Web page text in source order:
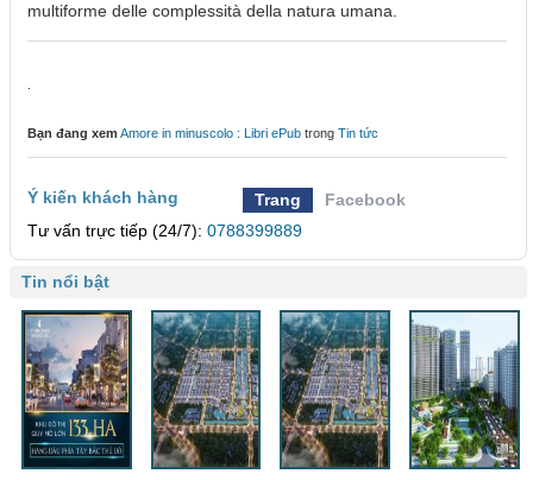
multiforme delle complessità della natura umana.
Bạn đang xem Amore in minuscolo : Libri ePub trong Tin tức
Ý kiến khách hàng Trang
Facebook
Tư vấn trực tiếp (24/7): 0788399889
Tin nổi bật